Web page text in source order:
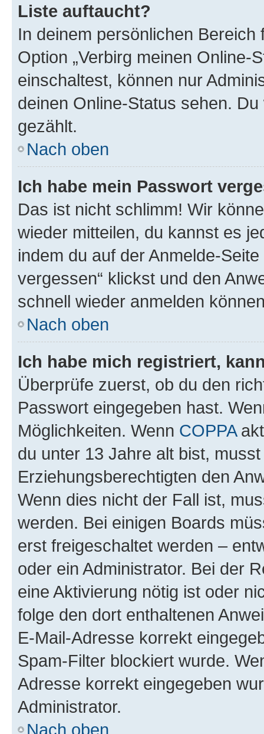
Liste auftaucht?
In deinem persönlichen
Option „Verbirg meinen Online-
einschaltest, können nur
deinen Online-Status sehen.
gezählt.
Nach oben
Ich habe mein Passwort
Das ist nicht schlimm! Wir
wieder mitteilen, du kannst es
indem du auf der Anmelde-
vergessen“ klickst und den
schnell wieder anmelden
Nach oben
Ich habe mich registriert,
Überprüfe zuerst, ob du den
Passwort eingegeben hast.
Möglichkeiten. Wenn COPPA
du unter 13 Jahre alt bist,
Erziehungsberechtigten den
Wenn dies nicht der Fall ist,
werden. Bei einigen Boards
erst freigeschaltet werden –
oder ein Administrator. Bei der
eine Aktivierung nötig ist oder
folge den dort enthaltenen
E-Mail-Adresse korrekt
Spam-Filter blockiert wurde.
Adresse korrekt eingegeben
Administrator.
Nach oben